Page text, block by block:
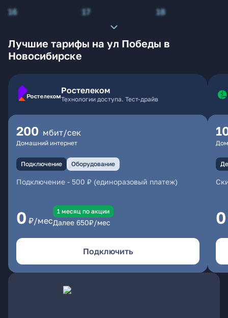
16
17 18
Лучшие тарифы на ул Победы в
Новосибирске
Ростелеком
Технологии доступа. Тест-драйв
200 мбит/сек
Домашний интернет
Подключение Оборудование
Подключение - 500 ₽ (единоразовый платеж)
0 ₽/мес
1 месяц по акции
Далее 650₽/мес
Подключить
0